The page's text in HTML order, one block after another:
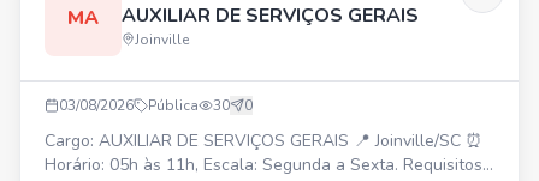
MA AUXILIAR DE SERVIÇOS GERAIS
Joinville
03/08/2026 Pública 30 0
Cargo: AUXILIAR DE SERVIÇOS GERAIS 📍 Joinville/SC ⏰
Horário: 05h às 11h, Escala: Segunda a Sexta. Requisitos: